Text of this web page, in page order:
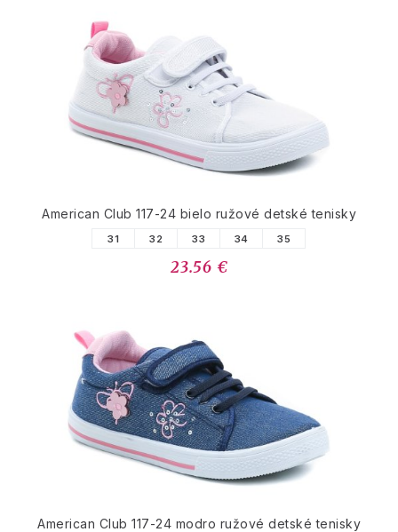
American Club 117-24 bielo ružové detské tenisky
31 32 33 34 35
23.56 €
American Club 117-24 modro ružové detské tenisky